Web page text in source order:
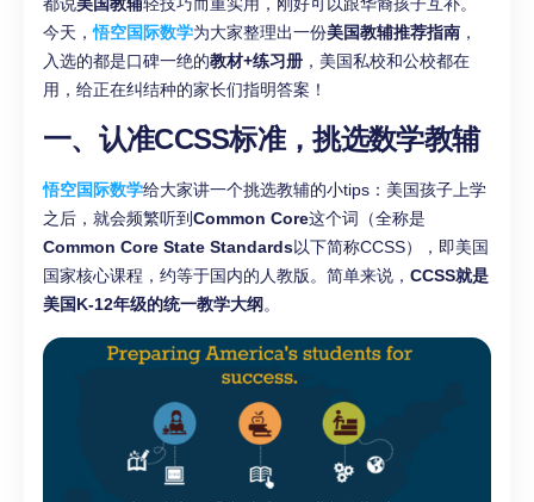
今天，悟空国际数学为大家整理出一份美国教辅推荐指南 ，
入选的都是口碑一绝的教材+练习册 ，美国私校和公校都在
用，给正在纠结种的家长们指明答案！
一、认准CCSS标准，挑选数学教辅
悟空国际数学给大家讲一个挑选教辅的小tips：美国孩子上学
之后，就会频繁听到Common Core这个词（全称是
Common Core State Standards以下简称CCSS），即美国
国家核心课程，约等于国内的人教版。简单来说， CCSS就是
美国K-12年级的统一教学大纲 。